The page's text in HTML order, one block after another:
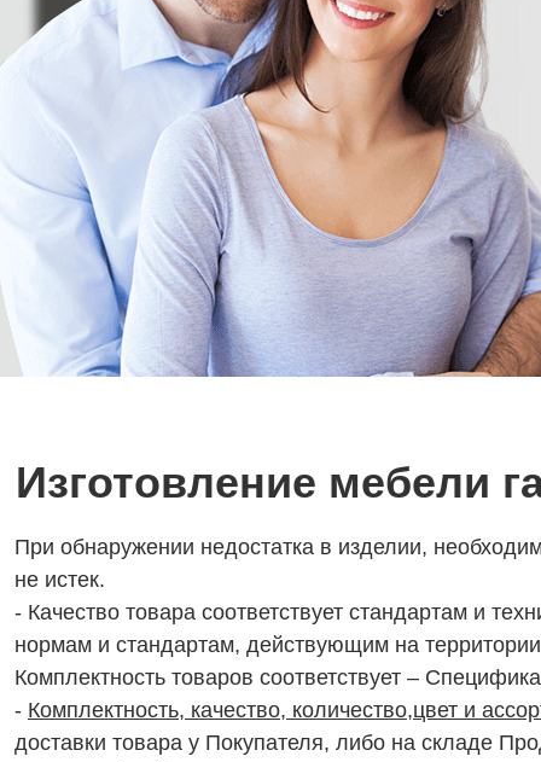
При обнаружении недостатка в изделии,
не истек.
- Качество товара соответствует стандартам и
нормам и стандартам, действующим на
Комплектность товаров соответствует –
- Комплектность, качество, количество,цвет и
доставки товара у Покупателя, либо на складе
Изготовление мебели